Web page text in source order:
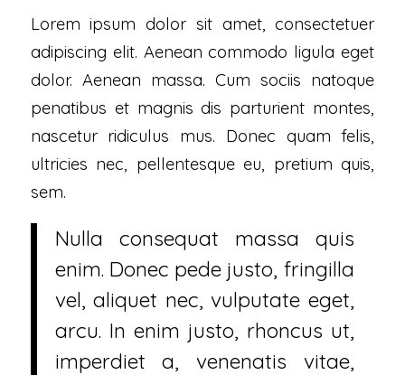
Lorem ipsum dolor sit amet, consectetuer
adipiscing elit. Aenean commodo ligula eget
dolor. Aenean massa. Cum sociis natoque
penatibus et magnis dis parturient montes,
nascetur ridiculus mus. Donec quam felis,
ultricies nec, pellentesque eu, pretium quis,
sem.
Nulla consequat massa quis
enim. Donec pede justo, fringilla
vel, aliquet nec, vulputate eget,
arcu. In enim justo, rhoncus ut,
imperdiet a, venenatis vitae,